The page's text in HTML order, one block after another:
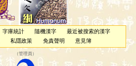
字庫統計 隨機漢字
最近被搜索的漢字
私隱政策 免責聲明 意見簿
（管理員 ）